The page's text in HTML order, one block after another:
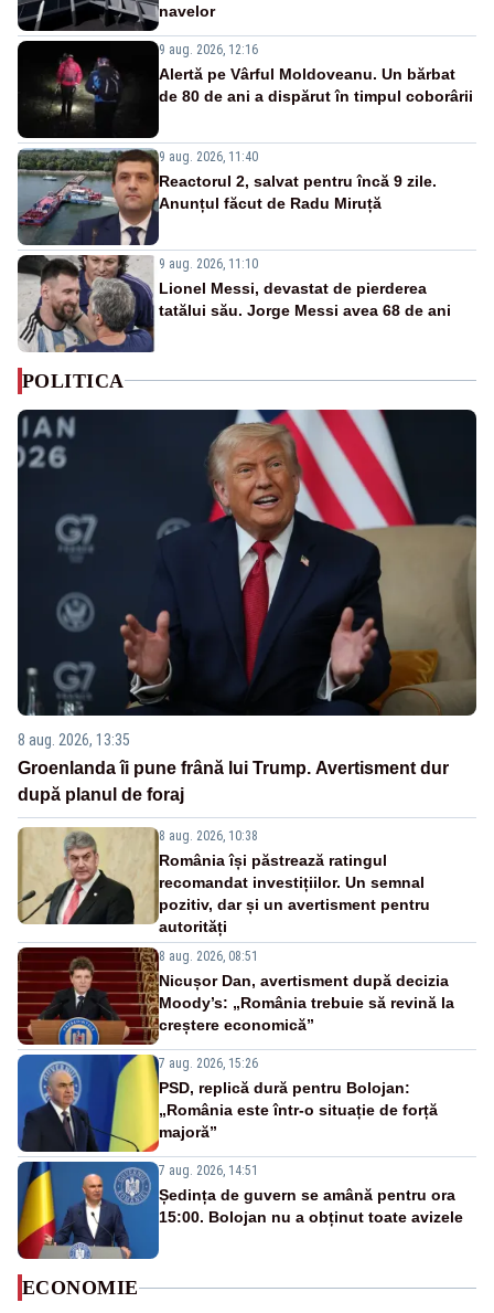
navelor
9 aug. 2026, 12:16
Alertă pe Vârful Moldoveanu. Un bărbat
de 80 de ani a dispărut în timpul coborârii
9 aug. 2026, 11:40
Reactorul 2, salvat pentru încă 9 zile.
Anunțul făcut de Radu Miruță
9 aug. 2026, 11:10
Lionel Messi, devastat de pierderea
tatălui său. Jorge Messi avea 68 de ani
POLITICA
8 aug. 2026, 13:35
Groenlanda îi pune frână lui Trump. Avertisment dur
după planul de foraj
8 aug. 2026, 10:38
România își păstrează ratingul
recomandat investițiilor. Un semnal
pozitiv, dar și un avertisment pentru
autorități
8 aug. 2026, 08:51
Nicușor Dan, avertisment după decizia
Moody’s: „România trebuie să revină la
creștere economică”
7 aug. 2026, 15:26
PSD, replică dură pentru Bolojan:
„România este într-o situație de forță
majoră”
7 aug. 2026, 14:51
Ședința de guvern se amână pentru ora
15:00. Bolojan nu a obținut toate avizele
ECONOMIE